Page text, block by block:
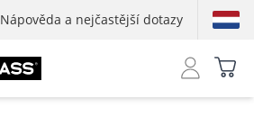
Nápověda a nejčastější dotazy